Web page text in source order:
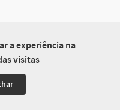
a experiência na
visitas